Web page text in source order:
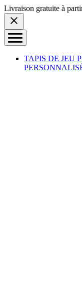
Skip to content
Livraison gratuite à
TAPIS DE JEU